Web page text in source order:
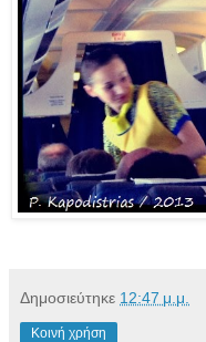
Δημοσιεύτηκε 12:47 μ.μ.
Κοινή χρήση